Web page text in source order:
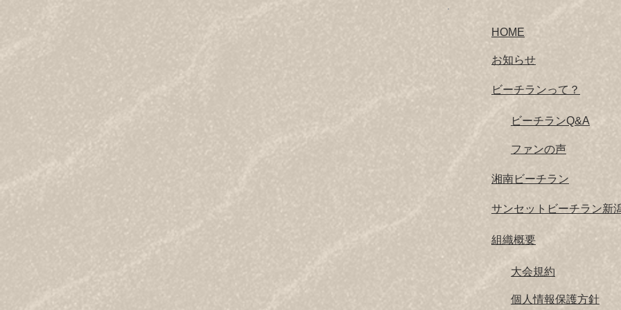
HOME
お知らせ
ビーチランって？
ビーチランQ&A
ファンの声
湘南ビーチラン
サンセットビーチラン新
組織概要
大会規約
個人情報保護方針